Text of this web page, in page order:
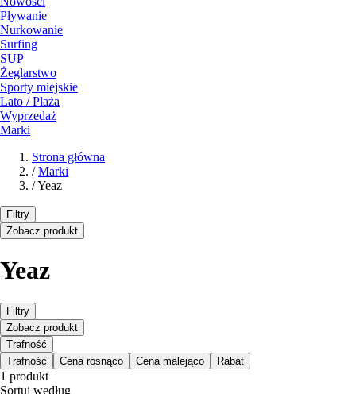
Pływanie
Nurkowanie
Surfing
SUP
Żeglarstwo
Sporty miejskie
Lato / Plaża
Wyprzedaż
Marki
Strona główna
/ Marki
/Yeaz
Filtry
Zobacz produkt
Yeaz
Filtry
Zobacz produkt
Trafność
Trafność
Cena rosnąco Cena malejąco Rabat
1 produkt
Sortuj według